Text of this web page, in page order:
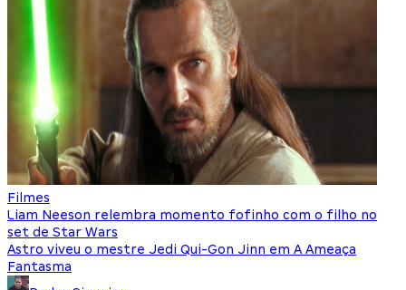
Filmes
Liam Neeson relembra momento fofinho com o filho no
set de Star Wars
Astro viveu o mestre Jedi Qui-Gon Jinn em A Ameaça
Fantasma